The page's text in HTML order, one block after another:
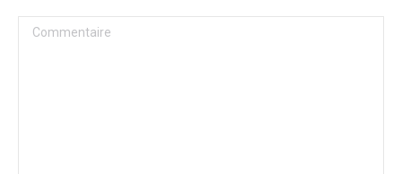
Commentaire